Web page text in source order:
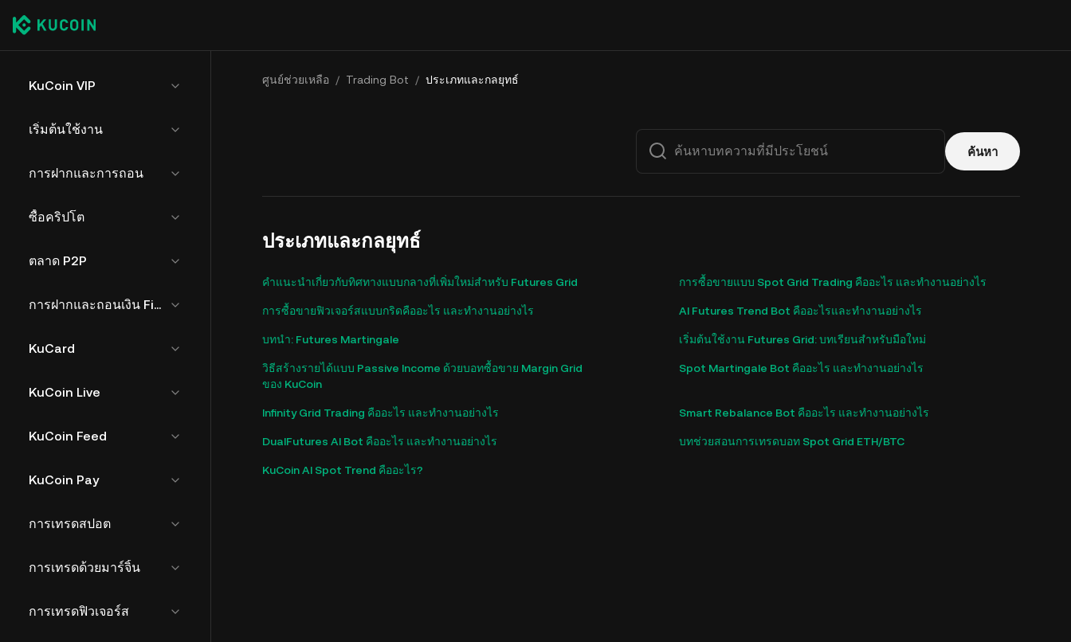
KuCoin VIP
เริ่มต้นใช้งาน
การฝากและการถอน
ซื้อคริปโต
ตลาด P2P
การฝากและถอนเงิน Fiat
KuCard
KuCoin Live
KuCoin Feed
KuCoin Pay
การเทรดสปอต
การเทรดด้วยมาร์จิ้น
การเทรดฟิวเจอร์ส
ศูนย์ช่วยเหลือ / Trading Bot / ประเภทและกลยุทธ์
ค้นหา
ประเภทและกลยุทธ์
คำแนะนำเกี่ยวกับทิศทางแบบกลางที่เพิ่มใหม่สำหรับ Futures Grid การซื้อขายแบบ Spot Grid Trading คืออะไร และทำงานอย่างไร
การซื้อขายฟิวเจอร์สแบบกริดคืออะไร และทำงานอย่างไร AI Futures Trend Bot คืออะไรและทำงานอย่างไร
บทนำ: Futures Martingale เริ่มต้นใช้งาน Futures Grid: บทเรียนสำหรับมือใหม่
วิธีสร้างรายได้แบบ Passive Income ด้วยบอทซื้อขาย Margin Grid
ของ KuCoin
Spot Martingale Bot คืออะไร และทำงานอย่างไร
Infinity Grid Trading คืออะไร และทำงานอย่างไร Smart Rebalance Bot คืออะไร และทำงานอย่างไร
DualFutures AI Bot คืออะไร และทำงานอย่างไร บทช่วยสอนการเทรดบอท Spot Grid ETH/BTC
KuCoin AI Spot Trend คืออะไร?